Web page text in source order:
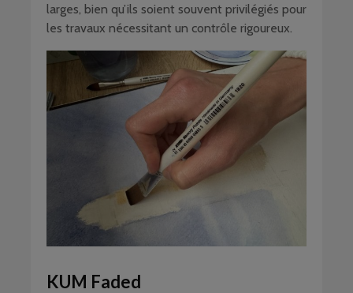
larges, bien qu’ils soient souvent privilégiés pour
les travaux nécessitant un contrôle rigoureux.
KUM Faded